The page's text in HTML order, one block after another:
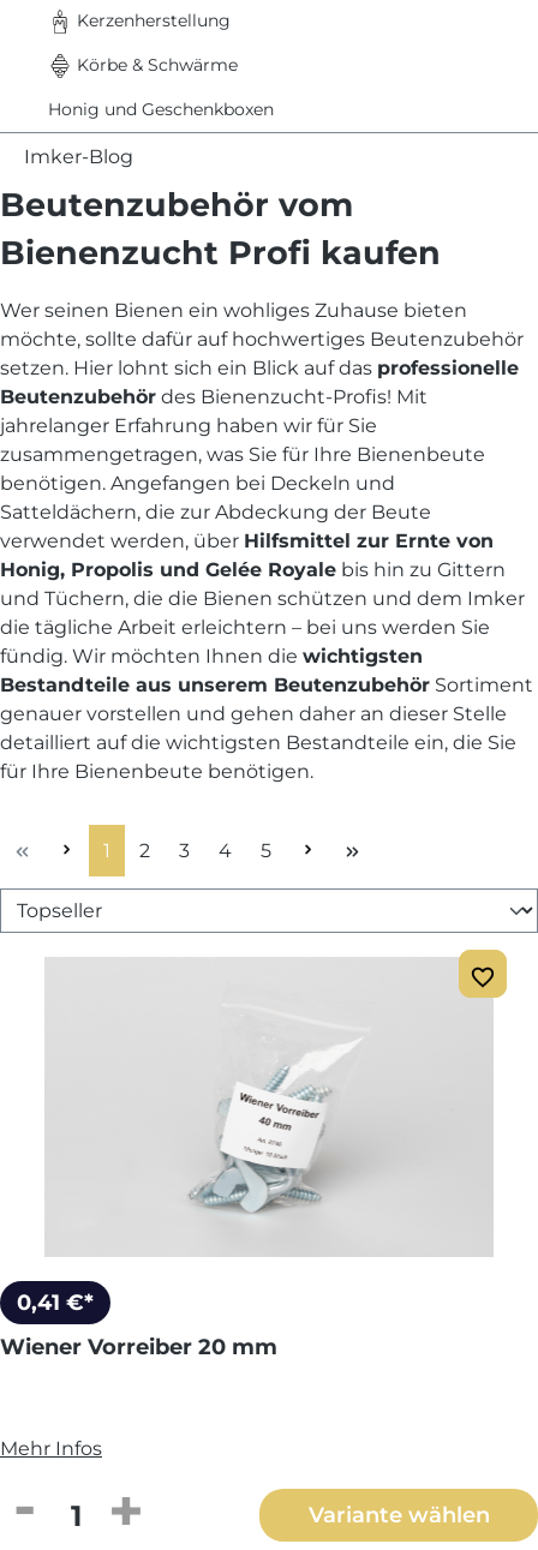
Kerzenherstellung
Körbe & Schwärme
Honig und Geschenkboxen
Imker-Blog
Beutenzubehör vom
Bienenzucht Profi kaufen
Wer seinen Bienen ein wohliges Zuhause bieten
möchte, sollte dafür auf hochwertiges Beutenzubehör
setzen. Hier lohnt sich ein Blick auf das professionelle
Beutenzubehör des Bienenzucht-Profis! Mit
jahrelanger Erfahrung haben wir für Sie
zusammengetragen, was Sie für Ihre Bienenbeute
benötigen. Angefangen bei Deckeln und
Satteldächern, die zur Abdeckung der Beute
verwendet werden, über Hilfsmittel zur Ernte von
Honig, Propolis und Gelée Royale bis hin zu Gittern
und Tüchern, die die Bienen schützen und dem Imker
die tägliche Arbeit erleichtern – bei uns werden Sie
fündig. Wir möchten Ihnen die wichtigsten
Bestandteile aus unserem Beutenzubehör Sortiment
genauer vorstellen und gehen daher an dieser Stelle
detailliert auf die wichtigsten Bestandteile ein, die Sie
für Ihre Bienenbeute benötigen.
Seite
1 Seite
2 Seite
3 Seite
4 Seite
5
0,41 €*
Wiener Vorreiber 20 mm
Mehr Infos
Produkt Anzahl: Gib den gewünschten
Variante wählen